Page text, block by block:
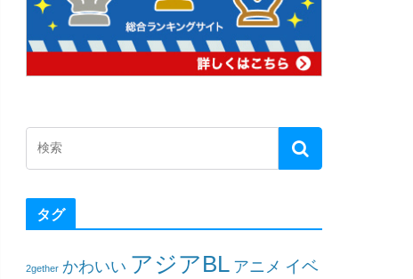
タグ
2gether かわいい アジアBL アニメ イベ